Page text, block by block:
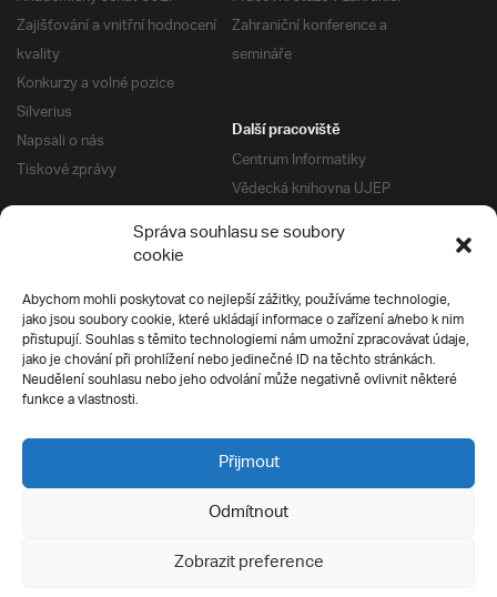
Správa souhlasu se soubory
cookie
Abychom mohli poskytovat co nejlepší zážitky, používáme technologie,
jako jsou soubory cookie, které ukládají informace o zařízení a/nebo k nim
přistupují. Souhlas s těmito technologiemi nám umožní zpracovávat údaje,
jako je chování při prohlížení nebo jedinečné ID na těchto stránkách.
Neudělení souhlasu nebo jeho odvolání může negativně ovlivnit některé
funkce a vlastnosti.
Přijmout
Odmítnout
Zobrazit preference
Zajišťování a vnitřní hodnocení
kvality
Konkurzy a volné pozice
Silverius
Napsali o nás
Tiskové zprávy
Zahraniční konference a
semináře
Další pracoviště
Centrum Informatiky
Vědecká knihovna UJEP
Správa kolejí a menz
Univerzitní centrum podpory
Silverius
Pro uchazeče
Přijímací řízení
E-prihlaska
Přípravné kurzy
Ochrana soukromí
Všechna práva vyhrazena